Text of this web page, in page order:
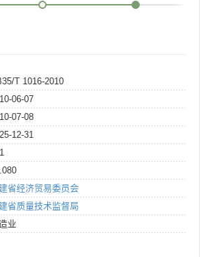
T 1016-2010
06-07
07-08
12-31
省经济贸易委员会
省质量技术监督局
业